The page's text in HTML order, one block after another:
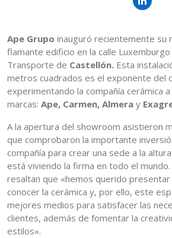
Ape Grupo inauguró recientemente su
flamante edificio en la calle Luxemburgo
Transporte de Castellón. Esta
metros cuadrados es el exponente del
experimentando la compañía cerámica
marcas: Ape, Carmen, Almera y
A la apertura del showroom asistieron
que comprobaron la importante
compañía para crear una sede a la
está viviendo la firma en todo el
resaltan que «hemos querido presentar
conocer la cerámica y, por ello, este
mejores medios para satisfacer las
clientes, además de fomentar la
estilos».